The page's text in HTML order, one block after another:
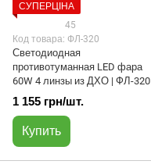
СУПЕРЦІНА
45
Код товара: ФЛ-320
Светодиодная
противотуманная LED фара
60W 4 линзы из ДХО | ФЛ-320
1 155 грн/шт.
Купить